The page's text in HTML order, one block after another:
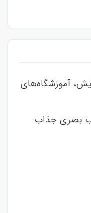
آموزشگاه‌های
بصری جذاب